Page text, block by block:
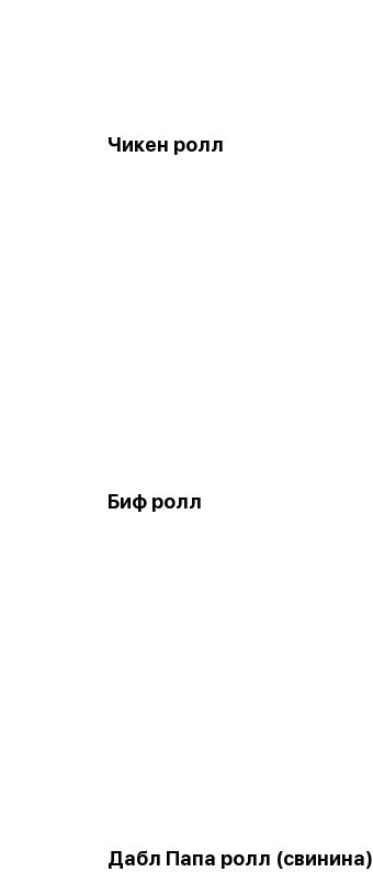
Чикен ролл
Биф ролл
Дабл Папа ролл (свинина)